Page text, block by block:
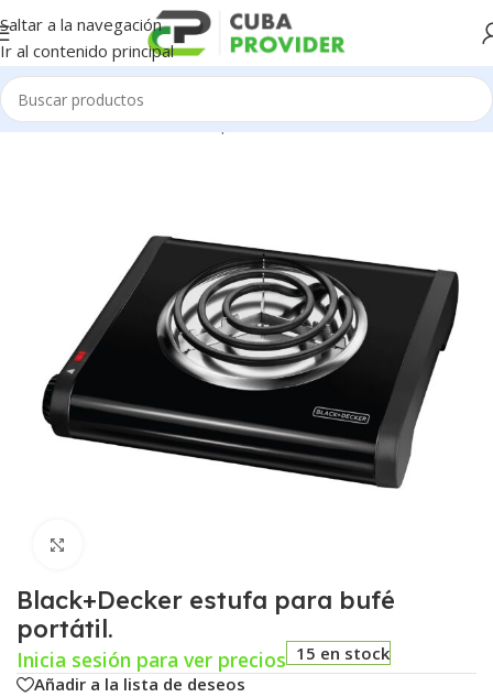
Saltar a la navegación
Ir al contenido principal
Inicio/Electrodomésticos/Aparatos de Cocina
Black+Decker estufa para bufé
portátil.
Inicia sesión para ver precios 15 en stock
Añadir a la lista de deseos